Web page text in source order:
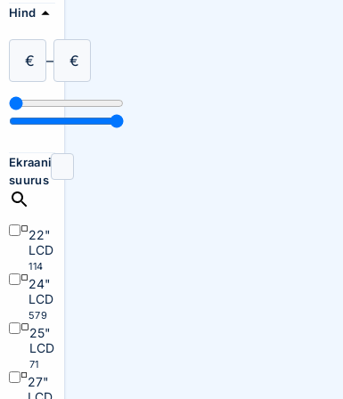
Hind
€ – €
Ekraani
suurus
22"
LCD
114
24"
LCD
579
25"
LCD
71
27"